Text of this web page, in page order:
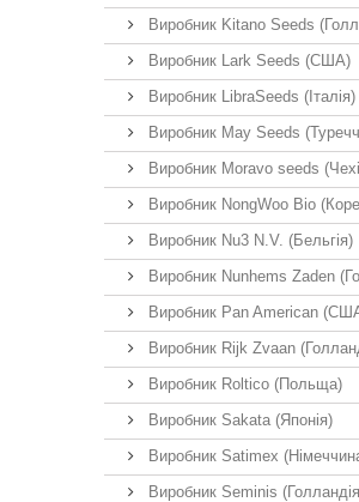
Виробник Kitano Seeds
Виробник Lark Seeds (США)
Виробник LibraSeeds (Італія)
Виробник May Seeds
Виробник Moravo seeds
Виробник NongWoo Bio
Виробник Nu3 N.V. (Бельгія)
Виробник Nunhems Zaden
Виробник Pan American
Виробник Rijk Zvaan
Виробник Roltico (Польща)
Виробник Sakata (Японія)
Виробник Satimex
Виробник Seminis